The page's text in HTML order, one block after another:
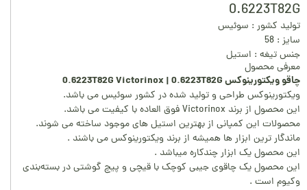
0.6223T82G
تولید کشور : سوئیس
سایز : 58
جنس تیغه : استیل
معرفی محصول
چاقو ویکتورینوکس 0.6223T82G Victorinox | 0.6223T82G
ویکتورینوکس طراحی و تولید شده در کشور سوئیس می باشد.
این محصول از برند Victorinox فوق العاده با کیفیت می باشد.
محصولات این کمپانی از بهترین استیل های موجود ساخته می شوند.
ماندگار ترین ابزار ها همیشه از برند ویکتورینوکس می باشند .
این محصول یک ابزار چندکاره میباشد .
این محصول یک چاقوی جیبی کوچک با قیچی و پیچ گوشتی در بسته‌بندی
وکیوم است .